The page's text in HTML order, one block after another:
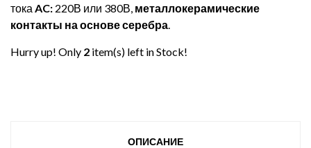
тока AC: 220В или 380В, металлокерамические
контакты на основе серебра
Hurry up! Only 2 item(s) left in Stock!
ОПИСАНИЕ